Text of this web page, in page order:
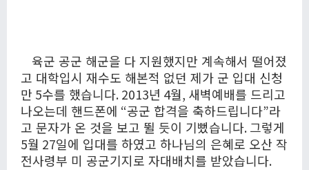
육군 공군 해군을 다 지원했지만 계속해서 떨어졌
고 대학입시 재수도 해본적 없던 제가 군 입대 신청
만 5수를 했습니다. 2013년 4월, 새벽예배를 드리고
나오는데 핸드폰에 “공군 합격을 축하드립니다”라
고 문자가 온 것을 보고 뛸 듯이 기뻤습니다.그렇게
5월 27일에 입대를 하였고 하나님의 은혜로 오산 작
전사령부 미 공군기지로 자대배치를 받았습니다.